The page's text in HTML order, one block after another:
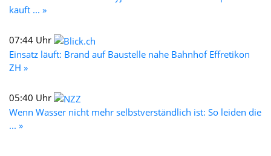
kauft ... »
07:44 Uhr
Einsatz läuft: Brand auf Baustelle nahe Bahnhof Effretikon
ZH »
05:40 Uhr
Wenn Wasser nicht mehr selbstverständlich ist: So leiden die
... »